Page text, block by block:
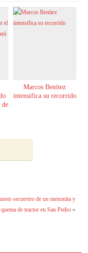
de
Marcos Benítez
intensifica su recorrido
secuestro de un menonita y
quema de tractor en San Pedro»